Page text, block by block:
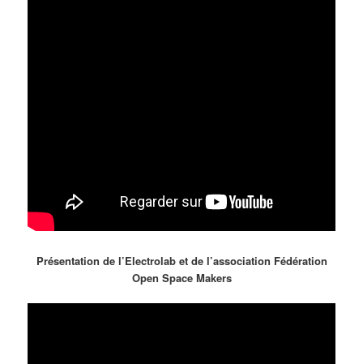
Présentation de l’Electrolab et de l’association Fédération
Open Space Makers